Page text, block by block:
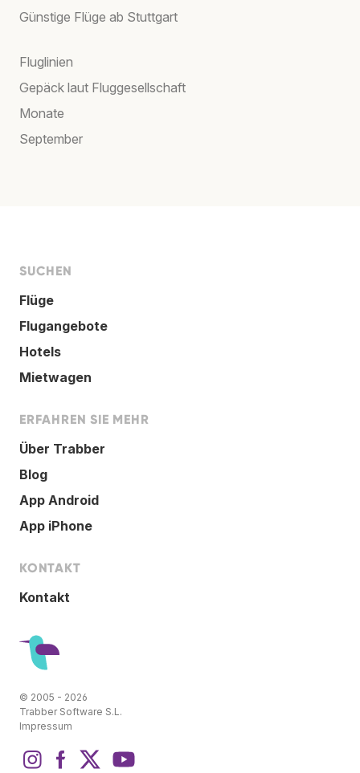
Günstige Flüge ab Stuttgart
Fluglinien
Gepäck laut Fluggesellschaft
Monate
September
SUCHEN
Flüge
Flugangebote
Hotels
Mietwagen
ERFAHREN SIE MEHR
Über Trabber
Blog
App Android
App iPhone
KONTAKT
Kontakt
© 2005 - 2026
Trabber Software S.L.
Impressum